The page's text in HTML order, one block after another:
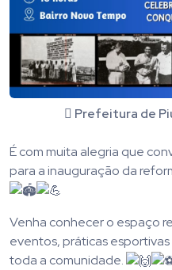
Prefeitura de
É com muita alegria que
para a inauguração da
Venha conhecer o espaço
eventos, práticas
toda a comunidade.